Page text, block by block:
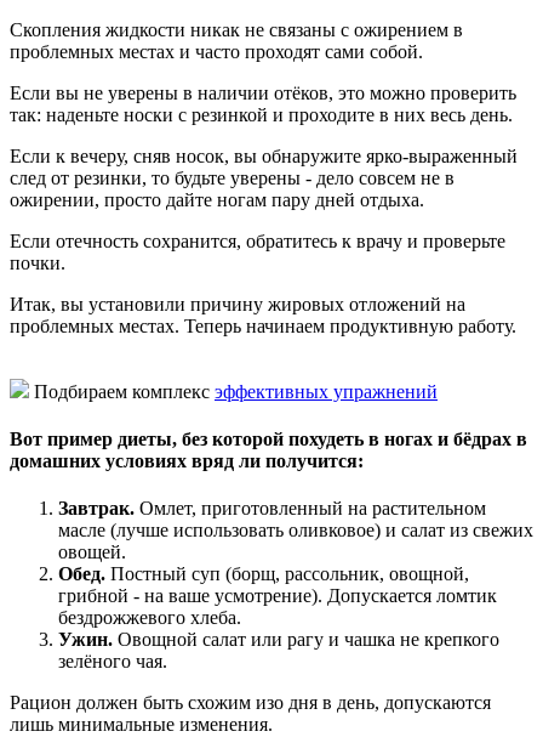
Скопления жидкости никак не связаны с ожирением в
проблемных местах и часто проходят сами собой.
Если вы не уверены в наличии отёков, это можно проверить
так: наденьте носки с резинкой и проходите в них весь день.
Если к вечеру, сняв носок, вы обнаружите ярко-выраженный
след от резинки, то будьте уверены - дело совсем не в
ожирении, просто дайте ногам пару дней отдыха.
Если отечность сохранится, обратитесь к врачу и проверьте
почки.
Итак, вы установили причину жировых отложений на
проблемных местах. Теперь начинаем продуктивную работу.
Подбираем комплекс эффективных упражнений
Вот пример диеты, без которой похудеть в ногах и бёдрах в
домашних условиях вряд ли получится:
Завтрак. Омлет, приготовленный на растительном
масле (лучше использовать оливковое) и салат из свежих
овощей.
Обед. Постный суп (борщ, рассольник, овощной,
грибной - на ваше усмотрение). Допускается ломтик
бездрожжевого хлеба.
Ужин. Овощной салат или рагу и чашка не крепкого
зелёного чая.
Рацион должен быть схожим изо дня в день, допускаются
лишь минимальные изменения.